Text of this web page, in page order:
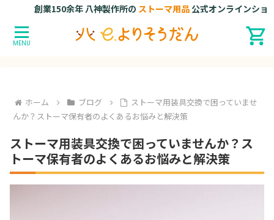
創業150余年 八神製作所のストーマ用品公式オンラインショッ
MENU
ホーム ブログ
ストーマ用装具交換で困っていませ
んか？ストーマ保有者のよくあるお悩みと解決策
ストーマ用装具交換で困っていませんか？ス
トーマ保有者のよくあるお悩みと解決策